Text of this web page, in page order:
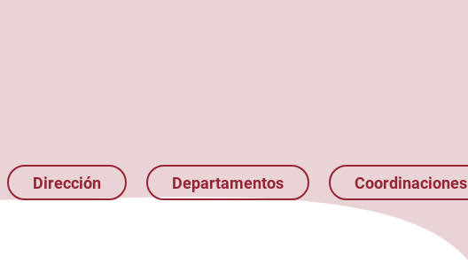
Dirección Departamentos Coordinaciones